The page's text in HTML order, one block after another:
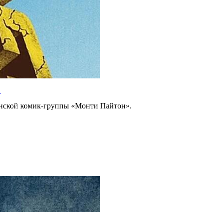
комик-группы «Монти Пайтон».